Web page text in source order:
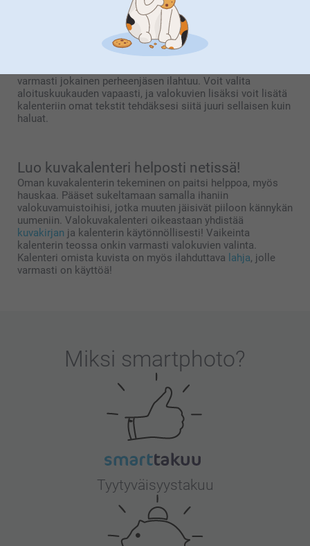
joka tilanteeseen!
Meiltä löydät malleja moneen käyttöön, esim. pöydälle,
seinälle ja keittiöön – löytyypä meiltä jopa
samalla toimii kalenterina. Joulu-, syntymäpäivä tai
varmasti jokainen perheenjäsen ilahtuu. Voit valita
aloituskuukauden vapaasti, ja valokuvien lisäksi voit lisätä
kalenteriin omat tekstit tehdäksesi siitä juuri sellaisen kuin
haluat.
Luo kuvakalenteri helposti netissä!
Oman kuvakalenterin tekeminen on paitsi helppoa, myös
hauskaa. Pääset sukeltamaan samalla ihaniin
valokuvamuistoihisi, jotka muuten jäisivät piiloon kännykän
uumeniin. Valokuvakalenteri oikeastaan yhdistää
kuvakirjan ja kalenterin käytönnöllisesti! Vaikeinta
kalenterin teossa onkin varmasti valokuvien valinta.
Kalenteri omista kuvista on myös ilahduttava lahja, jolle
varmasti on käyttöä!
Miksi smartphoto?
Tyytyväisyystakuu